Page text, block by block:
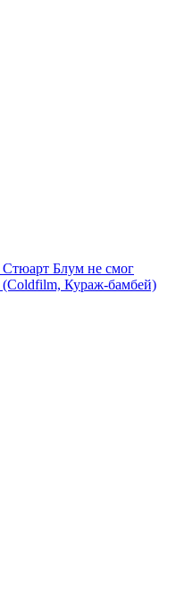
Стюарт Блум не смог
(Coldfilm, Кураж-бамбей)